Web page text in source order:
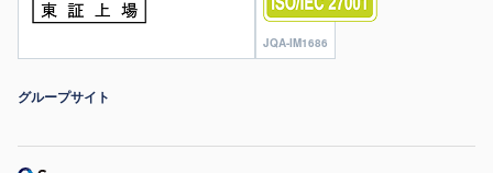
JQA-IM1686
グループサイト